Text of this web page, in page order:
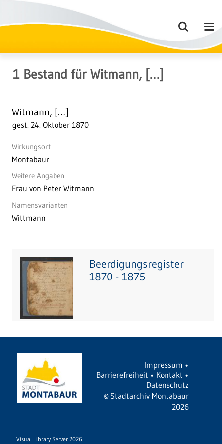
1 Bestand für Witmann, […]
Witmann, […]
gest. 24. Oktober 1870
Wirkungsort
Montabaur
Weitere Angaben
Frau von Peter Witmann
Namensvarianten
Wittmann
Beerdigungsregister
1870 - 1875
Impressum •
Barrierefreiheit • Kontakt •
Datenschutz
© Stadtarchiv Montabaur
2026
Visual Library Server 2026